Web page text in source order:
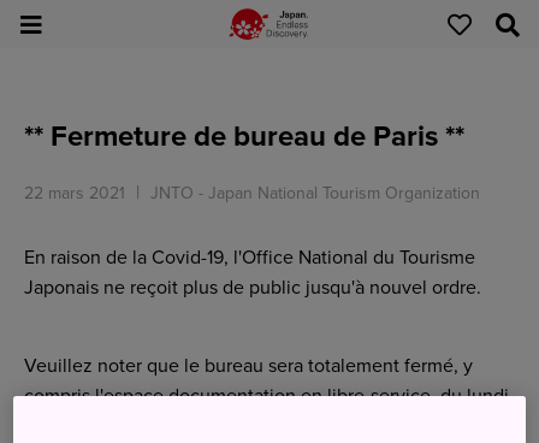
** Fermeture de bureau de Paris **
22 mars 2021 JNTO - Japan National Tourism Organization
En raison de la Covid-19, l'Office National du Tourisme
Japonais ne reçoit plus de public jusqu'à nouvel ordre.
Veuillez noter que le bureau sera totalement fermé, y
compris l'espace documentation en libre-service, dulundi